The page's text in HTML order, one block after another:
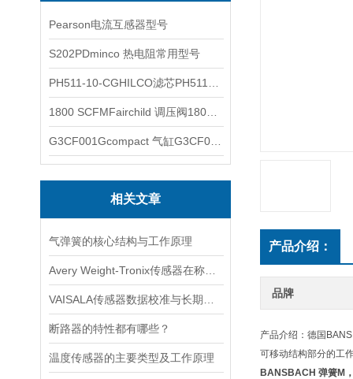
Pearson电流互感器型号
S202PDminco 热电阻常用型号
相关文章
气弹簧的核心结构与工作原理
断路器的特性都有哪些？
温度传感器的主要类型及工作原理
产品介绍：
品牌
产品介绍：德国
可移动结构部分的工
BANSBACH 弹簧M